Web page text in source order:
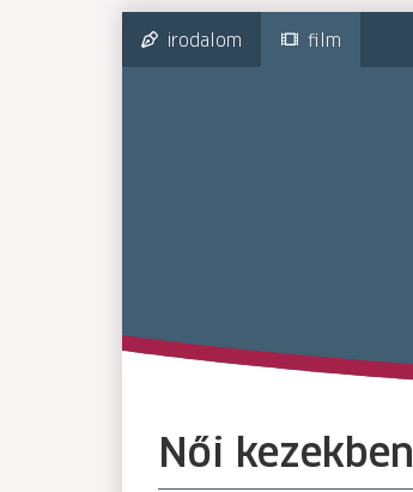
irodalom film
Női kezekben